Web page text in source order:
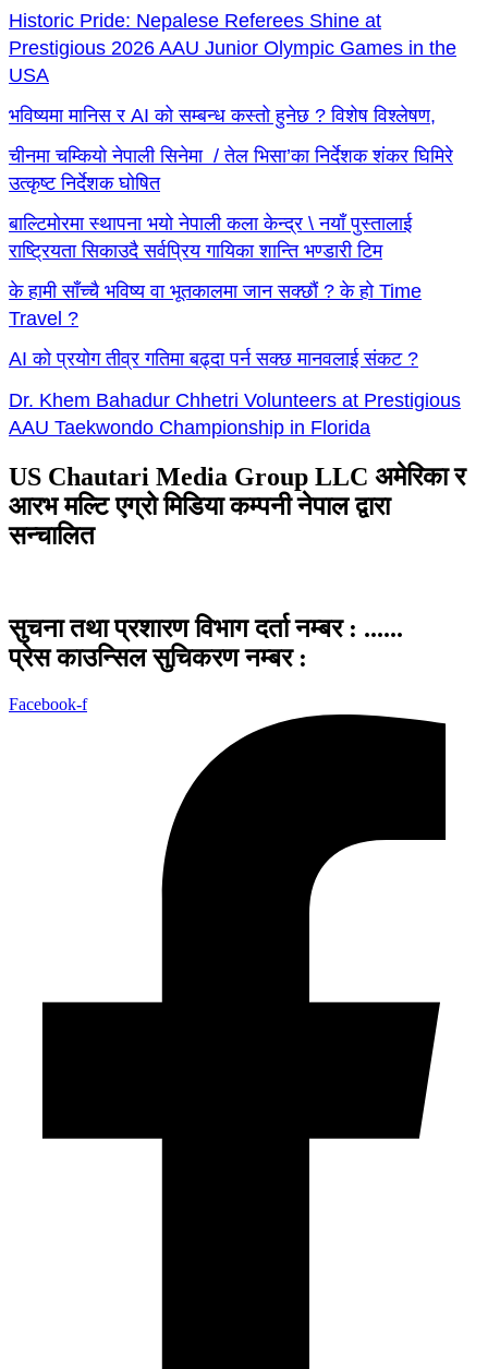
Historic Pride: Nepalese Referees Shine at
Prestigious 2026 AAU Junior Olympic Games in the
USA
भविष्यमा मानिस र AI को सम्बन्ध कस्तो हुनेछ ? विशेष विश्लेषण,
चीनमा चम्कियो नेपाली सिनेमा / तेल भिसा’का निर्देशक शंकर घिमिरे
उत्कृष्ट निर्देशक घोषित
बाल्टिमोरमा स्थापना भयो नेपाली कला केन्द्र \ नयाँ पुस्तालाई
राष्ट्रियता सिकाउदै सर्वप्रिय गायिका शान्ति भण्डारी टिम
के हामी साँच्चै भविष्य वा भूतकालमा जान सक्छौं ? के हो Time
Travel ?
AI को प्रयोग तीव्र गतिमा बढ्दा पर्न सक्छ मानवलाई संकट ?
Dr. Khem Bahadur Chhetri Volunteers at Prestigious
AAU Taekwondo Championship in Florida
US Chautari Media Group LLC अमेरिका र
आरभ मल्टि एग्रो मिडिया कम्पनी नेपाल द्वारा
सन्चालित
सुचना तथा प्रशारण विभाग दर्ता नम्बर : ......
प्रेस काउन्सिल सुचिकरण नम्बर :
Facebook-f